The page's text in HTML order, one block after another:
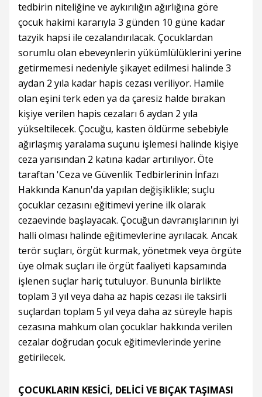
tedbirin niteliğine ve aykırılığın ağırlığına göre
çocuk hakimi kararıyla 3 günden 10 güne kadar
tazyik hapsi ile cezalandırılacak. Çocuklardan
sorumlu olan ebeveynlerin yükümlülüklerini yerine
getirmemesi nedeniyle şikayet edilmesi halinde 3
aydan 2 yıla kadar hapis cezası veriliyor. Hamile
olan eşini terk eden ya da çaresiz halde bırakan
kişiye verilen hapis cezaları 6 aydan 2 yıla
yükseltilecek. Çocuğu, kasten öldürme sebebiyle
ağırlaşmış yaralama suçunu işlemesi halinde kişiye
ceza yarısından 2 katına kadar artırılıyor. Öte
taraftan 'Ceza ve Güvenlik Tedbirlerinin İnfazı
Hakkında Kanun'da yapılan değişiklikle; suçlu
çocuklar cezasını eğitimevi yerine ilk olarak
cezaevinde başlayacak. Çocuğun davranışlarının iyi
halli olması halinde eğitimevlerine ayrılacak. Ancak
terör suçları, örgüt kurmak, yönetmek veya örgüte
üye olmak suçları ile örgüt faaliyeti kapsamında
işlenen suçlar hariç tutuluyor. Bununla birlikte
toplam 3 yıl veya daha az hapis cezası ile taksirli
suçlardan toplam 5 yıl veya daha az süreyle hapis
cezasına mahkum olan çocuklar hakkında verilen
cezalar doğrudan çocuk eğitimevlerinde yerine
getirilecek.
ÇOCUKLARIN KESİCİ, DELİCİ VE BIÇAK TAŞIMASI